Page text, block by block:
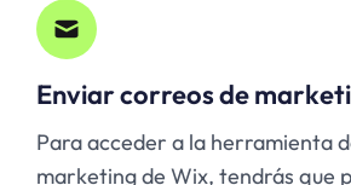
Enviar correos de
Para acceder a la herramienta
marketing de Wix, tendrás que